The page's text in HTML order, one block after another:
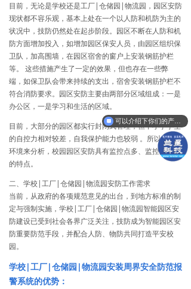
目前，无论是学校还是工厂|仓储园|物流园，园区安防
现状都不容乐观，基本上处在一个以人防和机防为主的
状况中，技防仍然处在起步阶段。园区不断在人防和机
防方面增加投入，如增加园区保安人员，由园区组织保
卫队，加高围墙，在园区宿舍的窗户上安装钢筋护栏
等。 这些措施产生了一定的效果，但也存在一些弊
端，如保卫队会带来持续的支出，宿舍安装钢筋护栏不
符合消防要求。园区安防主要由两部分区域组成：一是
办公区，一是学习和生活的区域。
目前，大部分的园区都实行封闭式管理，但中小学学生
的自控力相对较差，自我保护能力也较弱 。所以，从
环境来分析，校园园区安防具有监控点多、监控面积大
的特点。
二、学校|工厂|仓储园|物流园安防工作需求
当前，从政府的各项规范意见的出台，到地方标准的制
定与强制实施，学校|工厂|仓储园|物流园智能园区安
防建设已受到社会各界广泛关注，技防成为智能园区安
防重要防范手段，并配合人防、物防共同打造平安校
园。
学校|工厂|仓储园|物流园安装周界安全防范报
警系统的优势：
可以介绍下你们的产品么？